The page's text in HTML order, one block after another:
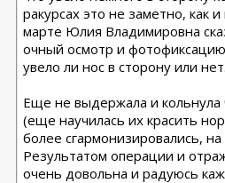
ракурсах это не заметно, как
марте Юлия Владимировна
очный осмотр и
увело ли нос в сторону или нет.
Еще не выдержала и кольнула
(еще научилась их красить
более сгармонизировались, на
Результатом операции и
очень довольна и радуюсь